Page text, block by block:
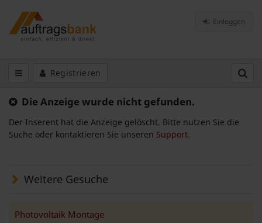
Einloggen
Registrieren
Die Anzeige wurde nicht gefunden.
Der Inserent hat die Anzeige gelöscht. Bitte nutzen Sie die
Suche oder kontaktieren Sie unseren Support.
Weitere Gesuche
Photovoltaik Montage